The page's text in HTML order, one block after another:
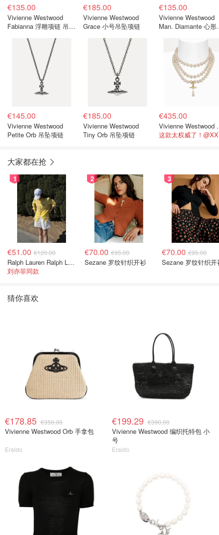
€135.00
Vivienne Westwood
Fabianna 浮雕项链 吊坠
€185.00
Vivienne Westwood
Grace 小号吊坠项链
€135.00
Vivienne Westwood
Man. Diamante 心形
€145.00
Vivienne Westwood
Petite Orb 吊坠项链
€185.00
Vivienne Westwood
Tiny Orb 吊坠项链
€435.00
大家都在抢
1
€51.00 €120.00
Ralph Lauren Ralph Lauren 男童亚麻衬衫
刘亦菲同款
2
€70.00 €95.00
Sezane 罗纹针织开衫
3
€70.00 €95.00
Sezane 罗纹针织开
猜你喜欢
€178.85 €350.00
Vivienne Westwood Orb 手拿包
Eraldo
€199.29 €390.00
Vivienne Westwood 编织托特包 小
号
Eraldo